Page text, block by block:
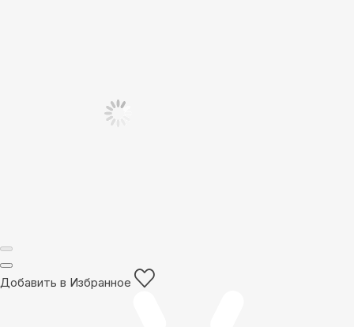
Добавить в Избранное